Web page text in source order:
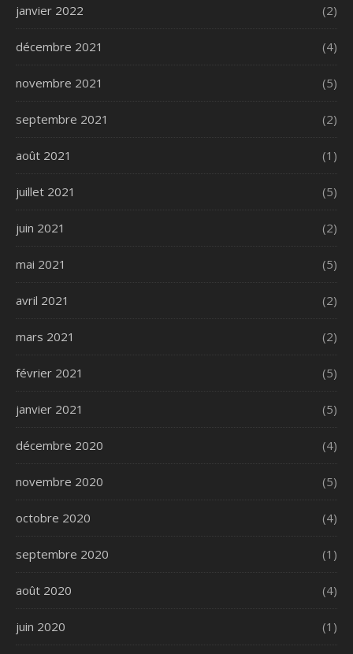
janvier 2022 (2)
décembre 2021 (4)
novembre 2021 (5)
septembre 2021 (2)
août 2021 (1)
juillet 2021 (5)
juin 2021 (2)
mai 2021 (5)
avril 2021 (2)
mars 2021 (2)
février 2021 (5)
janvier 2021 (5)
décembre 2020 (4)
novembre 2020 (5)
octobre 2020 (4)
septembre 2020 (1)
août 2020 (4)
juin 2020 (1)